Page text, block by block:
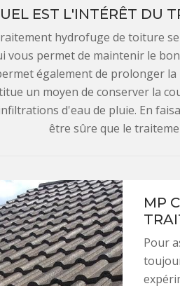
EST L'INTÉRÊT DU
hydrofuge de toiture
vous permet de maintenir le
également de prolonger
un moyen de conserver la
d'eau de pluie. En
être sûre que le
MP
Pour